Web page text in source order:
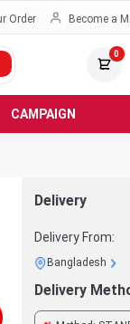
Order Become a
0
CAMPAIGN
Delivery
Delivery From:
Bangladesh
Delivery